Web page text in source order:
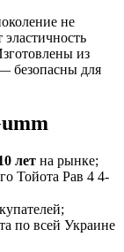
не
из
безопасны для
лет на рынке;
Тойота Рав 4 4-
по всей Украине